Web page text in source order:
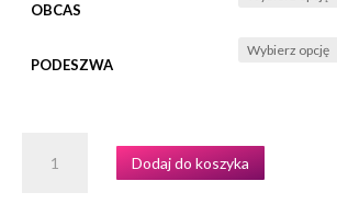
OBCAS
PODESZWA
BUTY
Dodaj do koszyka